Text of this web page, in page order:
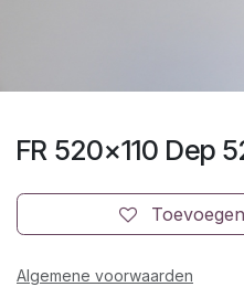
FR 520x110 Dep
Algemene voorwaarden